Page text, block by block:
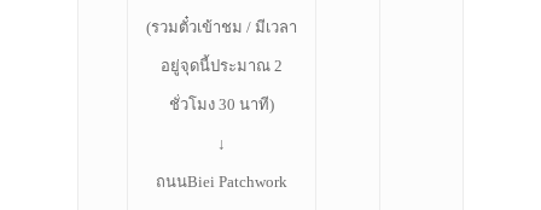
(รวมตั๋วเข้าชม / มีเวลา
อยู่จุดนี้ประมาณ 2
ชั่วโมง 30 นาที)
↓
ถนนBiei Patchwork